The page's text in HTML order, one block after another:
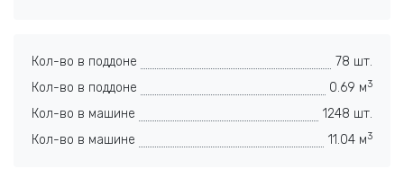
Кол-во в поддоне
78 шт.
Кол-во в поддоне
0.69 м3
Кол-во в машине
1248 шт.
Кол-во в машине
11.04 м3